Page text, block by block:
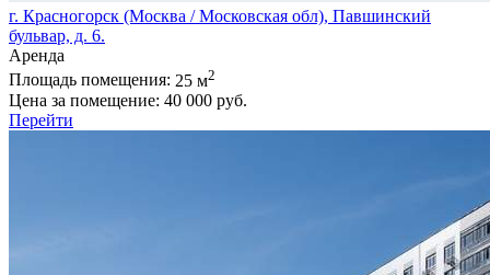
г. Красногорск (Москва / Московская обл), Павшинский
бульвар, д. 6.
Аренда
Площадь помещения: 25 м2
Цена за помещение: 40 000 руб.
Перейти